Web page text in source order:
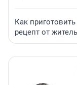
Как
рецепт от